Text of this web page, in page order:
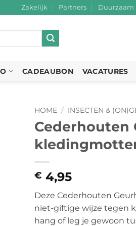
Zakelijk Partners Duurzaam
CADEAUBON VACATURES
HOME / INSECTEN &
Cederhouten
€ 4,95
Deze Cederhouten
niet-giftige wijze tegen
hang of leg je gewoon